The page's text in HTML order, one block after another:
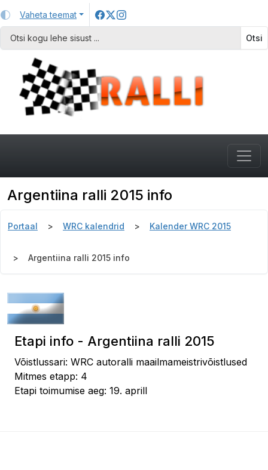
Vaheta teemat
Otsi
Argentiina ralli 2015 info
Portaal WRC kalendrid Kalender WRC 2015
Argentiina ralli 2015 info
Etapi info - Argentiina ralli 2015
Võistlussari: WRC autoralli maailmameistrivõistlused
Mitmes etapp: 4
Etapi toimumise aeg: 19. aprill